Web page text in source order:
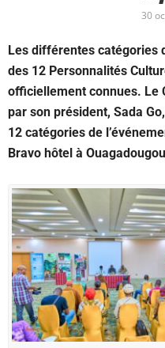
30
Les différentes catégories
des 12 Personnalités
officiellement connues. Le
par son président, Sada
12 catégories de
Bravo hôtel à